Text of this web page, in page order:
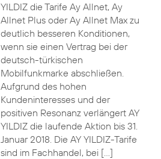
YILDIZ die Tarife Ay Allnet, Ay
Allnet Plus oder Ay Allnet Max zu
deutlich besseren Konditionen,
wenn sie einen Vertrag bei der
deutsch-türkischen
Mobilfunkmarke abschließen.
Aufgrund des hohen
Kundeninteresses und der
positiven Resonanz verlängert AY
YILDIZ die laufende Aktion bis 31.
Januar 2018. Die AY YILDIZ-Tarife
sind im Fachhandel, bei […]